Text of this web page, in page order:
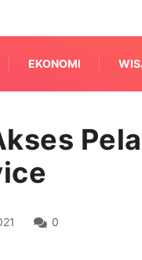
EKONOMI
0